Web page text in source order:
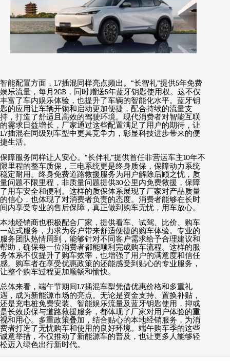
智能配置方面， L7插混同样亮点频出。 “长智礼”提供5年免费
娱乐流量，每月 2GB ，同时赠送5年蓝牙钥匙使用权。这不仅
丰富了车内娱乐体验，也提升了车辆的智能化水平。蓝牙钥
匙的应用让车辆开锁和启动更加便捷，配合持续的流量支
持，打造了舒适且高效的驾驶环境。现代消费者对智能互联
的需求日益增长，厂家通过这些配置满足了用户的期待，让
L7插混在同级别车型中更具竞争力，彰显科技进步带来的便
捷生活。
保障服务同样让人安心。 “长伴礼”提供首任非营运车主10年不
限里程的整车质保，三电系统更是终身质保，保障动力系统
稳定耐用。终身免费道路救援服务为用户解除后顾之忧，质
量问题不限里程，非质量问题提供30公里内免费救援，保障
了用车安全和便利。这样的质保体系展现了厂家对产品质量
的信心，也体现了对消费者负责的态度。消费者能够在长时
间内享受专业的售后保障，真正做到购车无忧，用车放心。
本地经销商也积极配合厂家，提供看车、试驾、比价、购车
一站式服务，力求为客户带来舒适便捷的购车体验。专业的
服务团队热情周到，能够针对不同客户需求给予合理建议和
帮助，确保每一位消费者都能顺利完成购车流程。这样的服
务体系不仅提升了购车效率，也增强了用户的满意度和信任
感。购车者在享受优惠政策的还能感受到贴心的专业服务，
让整个购车过程更加顺畅和愉快。
总体来看，端午节期间L7插混车型凭借优惠价格和多重礼
遇，成为新能源市场的亮点。无论是资金支持、置换补贴，
还是充电桩免费安装、智能娱乐流量及蓝牙钥匙使用，抑或
是长效质保与道路救援服务，都体现了厂家对用户体验的重
视和用心。多重政策叠加，结合贴心的本地经销服务，为消
费者打造了无忧购车和使用的良好环境。端午购车季的这些
诚意举措，不仅推动了新能源车的普及，也让更多人能够轻
松迈入绿色出行新时代。